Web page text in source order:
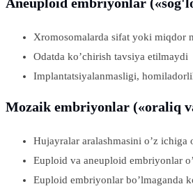
Xromosomalarda sifat yoki miqdor
Odatda ko’chirish tavsiya etilmaydi
Implantatsiyalanmasligi,
Mozaik embriyonlar («oraliq
Hujayralar aralashmasini o’z
Euploid va aneuploid embriyonlar
Euploid embriyonlar bo’lmaganda